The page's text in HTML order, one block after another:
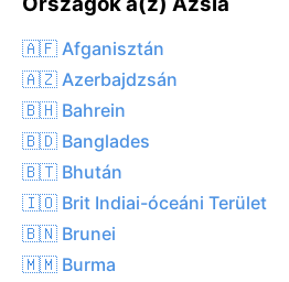
🇦🇫 Afganisztán
🇦🇿 Azerbajdzsán
🇧🇭 Bahrein
🇧🇩 Banglades
🇧🇹 Bhután
🇮🇴 Brit Indiai-óceáni Terület
🇧🇳 Brunei
🇲🇲 Burma